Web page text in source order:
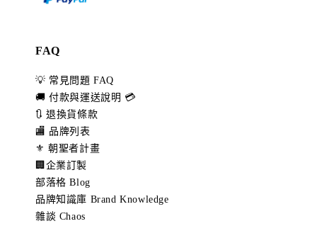
FAQ
💡 常見問題 FAQ
🚚 付款與運送說明 💳
🔃 退換貨條款
🏬 品牌列表
⚜️ 朝聖者計畫
🏢企業訂製
部落格 Blog
品牌知識庫 Brand Knowledge
雜談 Chaos